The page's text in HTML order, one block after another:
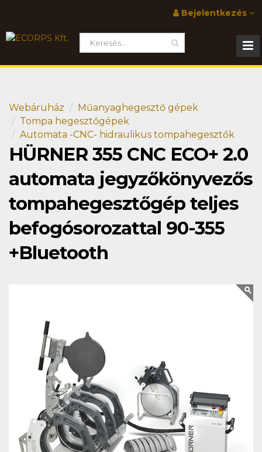
Bejelentkezés
Webáruház
Műanyaghegesztő gépek
Tompa hegesztőgépek
Automata -CNC- hidraulikus tompahegesztők
HÜRNER 355 CNC ECO+ 2.0
automata jegyzőkönyvezős
tompahegesztőgép teljes
befogósorozattal 90-355
+Bluetooth